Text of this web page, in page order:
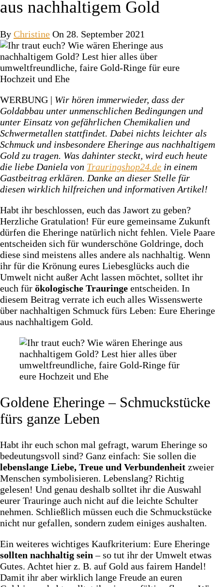
aus nachhaltigem Gold
By Christine On 28. September 2021
WERBUNG | Wir hören immerwieder, dass der
Goldabbau unter unmenschlichen Bedingungen und
unter Einsatz von gefährlichen Chemikalien und
Schwermetallen stattfindet. Dabei nichts leichter als
Schmuck und insbesondere Eheringe aus nachhaltigem
Gold zu tragen. Was dahinter steckt, wird euch heute
die liebe Daniela von Trauringshop24.de in einem
Gastbeitrag erklären. Danke an dieser Stelle für
diesen wirklich hilfreichen und informativen Artikel!
Habt ihr beschlossen, euch das Jawort zu geben?
Herzliche Gratulation! Für eure gemeinsame Zukunft
dürfen die Eheringe natürlich nicht fehlen. Viele Paare
entscheiden sich für wunderschöne Goldringe, doch
diese sind meistens alles andere als nachhaltig. Wenn
ihr für die Krönung eures Liebesglücks auch die
Umwelt nicht außer Acht lassen möchtet, solltet ihr
euch für ökologische Trauringe entscheiden. In
diesem Beitrag verrate ich euch alles Wissenswerte
über nachhaltigen Schmuck fürs Leben: Eure Eheringe
aus nachhaltigem Gold.
Goldene Eheringe – Schmuckstücke
fürs ganze Leben
Habt ihr euch schon mal gefragt, warum Eheringe so
bedeutungsvoll sind? Ganz einfach: Sie sollen die
lebenslange Liebe, Treue und Verbundenheit zweier
Menschen symbolisieren. Lebenslang? Richtig
gelesen! Und genau deshalb solltet ihr die Auswahl
eurer Trauringe auch nicht auf die leichte Schulter
nehmen. Schließlich müssen euch die Schmuckstücke
nicht nur gefallen, sondern zudem einiges aushalten.
Ein weiteres wichtiges Kaufkriterium: Eure Eheringe
sollten nachhaltig sein – so tut ihr der Umwelt etwas
Gutes. Achtet hier z. B. auf Gold aus fairem Handel!
Damit ihr aber wirklich lange Freude an euren